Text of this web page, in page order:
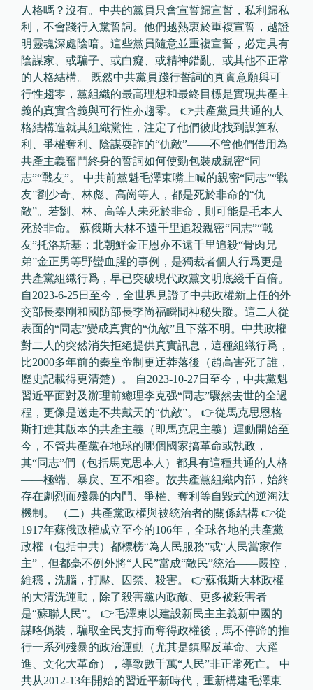
人格嗎？沒有。中共的黨員只會宣誓歸宣誓，私利歸私
利，不會踐行入黨誓詞。他們越熱衷於重複宣誓，越證
明靈魂深處陰暗。這些黨員隨意並重複宣誓，必定具有
陰謀家、或騙子、或白癡、或精神錯亂、或其他不正常
的人格結構。 既然中共黨員踐行誓詞的真實意願與可
行性趨零，黨組織的最高理想和最終目標是實現共產主
義的真實含義與可行性亦趨零。 👉共產黨員共通的人
格結構造就其組織黨性，注定了他們彼此找到謀算私
利、爭權奪利、陰謀耍詐的“仇敵”——不管他們借用為
共產主義奮鬥終身的誓詞如何使勁包裝成親密“同
志”“戰友”。 中共前黨魁毛澤東嘴上喊的親密“同志”“戰
友”劉少奇、林彪、高崗等人，都是死於非命的“仇
敵”。若劉、林、高等人未死於非命，則可能是毛本人
死於非命。 蘇俄斯大林不遠千里追殺親密“同志”“戰
友”托洛斯基；北朝鮮金正恩亦不遠千里追殺“骨肉兄
弟”金正男等野蠻血腥的事例，是獨裁者個人行爲更是
共產黨組織行爲，早已突破現代政黨文明底綫千百倍。
自2023-6-25日至今，全世界見證了中共政權新上任的外
交部長秦剛和國防部長李尚福瞬間神秘失蹤。這二人從
表面的“同志”變成真實的“仇敵”且下落不明。中共政權
對二人的突然消失拒絕提供真實訊息，這種組織行爲，
比2000多年前的秦皇帝制更迂莽落後（趙高害死了誰，
歷史記載得更清楚）。 自2023-10-27日至今，中共黨魁
習近平面對及辦理前總理李克强“同志”驟然去世的全過
程，更像是送走不共戴天的“仇敵”。 👉從馬克思恩格
斯打造其版本的共產主義（即馬克思主義）運動開始至
今，不管共產黨在地球的哪個國家搞革命或執政，
其“同志”們（包括馬克思本人）都具有這種共通的人格
——極端、暴戾、互不相容。故共產黨組織内部，始終
存在劇烈而殘暴的内鬥、爭權、奪利等自毀式的逆淘汰
機制。 （二）共產黨政權與被統治者的關係結構 👉從
1917年蘇俄政權成立至今的106年，全球各地的共產黨
政權（包括中共）都標榜“為人民服務”或“人民當家作
主”，但都毫不例外將“人民”當成“敵民”統治——嚴控，
維穩，洗腦，打壓、囚禁、殺害。 👉蘇俄斯大林政權
的大清洗運動，除了殺害黨内政敵、更多被殺害者
是“蘇聯人民”。 👉毛澤東以建設新民主主義新中國的
謀略僞裝，騙取全民支持而奪得政權後，馬不停蹄的推
行一系列殘暴的政治運動（尤其是鎮壓反革命、大躍
進、文化大革命），導致數千萬“人民”非正常死亡。 中
共从2012-13年開始的習近平新時代，重新構建毛澤東